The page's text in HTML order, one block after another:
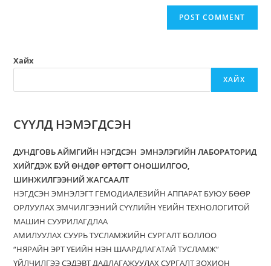
Хайх
ХАЙХ
СҮҮЛД НЭМЭГДСЭН
ДУНДГОВЬ АЙМГИЙН НЭГДСЭН ЭМНЭЛЭГИЙН ЛАБОРАТОРИД
ХИЙГДЭЖ БУЙ ӨНДӨР ӨРТӨГТ ОНОШИЛГОО,
ШИНЖИЛГЭЭНИЙ ЖАГСААЛТ
НЭГДСЭН ЭМНЭЛЭГТ ГЕМОДИАЛЕЗИЙН АППАРАТ БУЮУ БӨӨР
ОРЛУУЛАХ ЭМЧИЛГЭЭНИЙ СҮҮЛИЙН ҮЕИЙН ТЕХНОЛОГИТОЙ
МАШИН СУУРИЛАГДЛАА
АМИЛУУЛАХ СУУРЬ ТУСЛАМЖИЙН СУРГАЛТ БОЛЛОО
“НЯРАЙН ЭРТ ҮЕИЙН НЭН ШААРДЛАГАТАЙ ТУСЛАМЖ”
ҮЙЛЧИЛГЭЭ СЭДЭВТ ДАДЛАГАЖУУЛАХ СУРГАЛТ ЗОХИОН